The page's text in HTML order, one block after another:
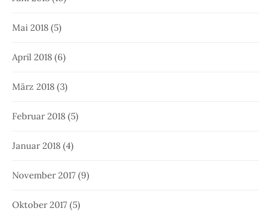
Mai 2018 (5)
April 2018 (6)
März 2018 (3)
Februar 2018 (5)
Januar 2018 (4)
November 2017 (9)
Oktober 2017 (5)